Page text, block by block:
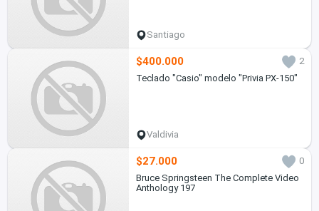
Santiago
$400.000
2
Teclado "Casio" modelo "Privia PX-150"
Valdivia
$27.000
0
Bruce Springsteen The Complete Video
Anthology 197